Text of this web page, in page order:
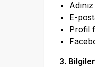
E-
Profil
3.